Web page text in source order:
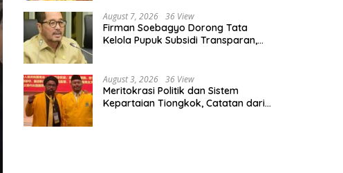
August 7, 2026 36 View
Firman Soebagyo Dorong Tata
Kelola Pupuk Subsidi Transparan,
August 3, 2026 36 View
Meritokrasi Politik dan Sistem
Kepartaian Tiongkok, Catatan dari